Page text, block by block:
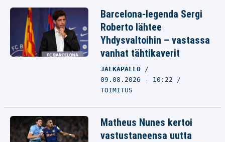
Barcelona-legenda Sergi
Roberto lähtee
Yhdysvaltoihin – vastassa
vanhat tähtikaverit
JALKAPALLO
09.08.2026 - 10:22
TOIMITUS
Matheus Nunes kertoi
vastustaneensa uutta